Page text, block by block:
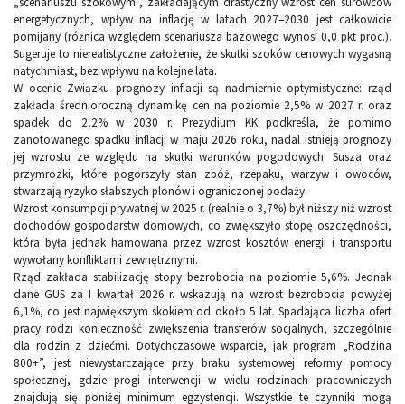
energetycznych, wpływ na inflację w latach 2027–2030 jest całkowicie
pomijany (różnica względem scenariusza bazowego wynosi 0,0 pkt proc.).
Sugeruje to nierealistyczne założenie, że skutki szoków cenowych wygasną
natychmiast, bez wpływu na kolejne lata.
W ocenie Związku prognozy inflacji są nadmiernie optymistyczne: rząd
zakłada średnioroczną dynamikę cen na poziomie 2,5% w 2027 r. oraz
spadek do 2,2% w 2030 r. Prezydium KK podkreśla, że pomimo
zanotowanego spadku inflacji w maju 2026 roku, nadal istnieją prognozy
jej wzrostu ze względu na skutki warunków pogodowych. Susza oraz
przymrozki, które pogorszyły stan zbóż, rzepaku, warzyw i owoców,
stwarzają ryzyko słabszych plonów i ograniczonej podaży.
Wzrost konsumpcji prywatnej w 2025 r. (realnie o 3,7%) był niższy niż wzrost
dochodów gospodarstw domowych, co zwiększyło stopę oszczędności,
która była jednak hamowana przez wzrost kosztów energii i transportu
wywołany konfliktami zewnętrznymi.
Rząd zakłada stabilizację stopy bezrobocia na poziomie 5,6%. Jednak
dane GUS za I kwartał 2026 r. wskazują na wzrost bezrobocia powyżej
6,1%, co jest największym skokiem od około 5 lat. Spadająca liczba ofert
pracy rodzi konieczność zwiększenia transferów socjalnych, szczególnie
dla rodzin z dziećmi. Dotychczasowe wsparcie, jak program „Rodzina
800+”, jest niewystarczające przy braku systemowej reformy pomocy
społecznej, gdzie progi interwencji w wielu rodzinach pracowniczych
znajdują się poniżej minimum egzystencji. Wszystkie te czynniki mogą